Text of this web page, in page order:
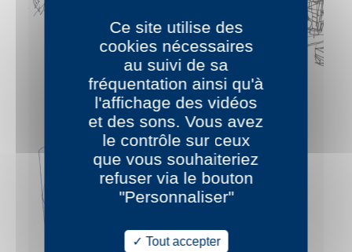
Ce site utilise des
cookies nécessaires
au suivi de sa
fréquentation ainsi qu'à
l'affichage des vidéos
et des sons. Vous avez
le contrôle sur ceux
que vous souhaiteriez
refuser via le bouton
"Personnaliser"
Tout accepter